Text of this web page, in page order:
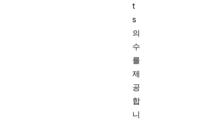
t
s
의
수
를
제
공
합
니